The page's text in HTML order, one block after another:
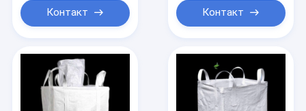
Контакт Контакт